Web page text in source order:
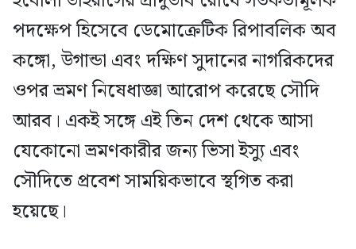
পদক্ষেপ হিসেবে ডেমোক্রেটিক রিপাবলিক অব
কঙ্গো, উগান্ডা এবং দক্ষিণ সুদানের নাগরিকদের
ওপর ভ্রমণ নিষেধাজ্ঞা আরোপ করেছে সৌদি
আরব। একই সঙ্গে এই তিন দেশ থেকে আসা
যেকোনো ভ্রমণকারীর জন্য ভিসা ইস্যু এবং
সৌদিতে প্রবেশ সাময়িকভাবে স্থগিত করা
হয়েছে।